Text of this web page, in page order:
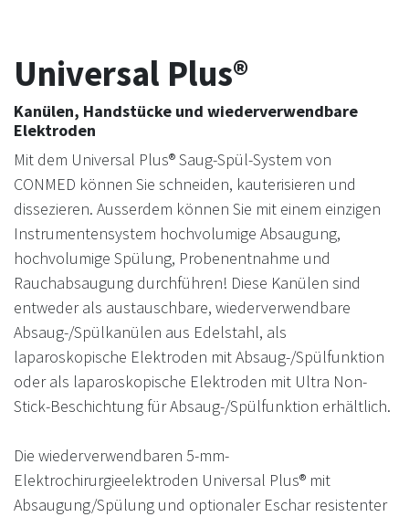
Universal Plus®
Kanülen, Handstücke und wiederverwendbare
Elektroden
Mit dem Universal Plus® Saug-Spül-System von
CONMED können Sie schneiden, kauterisieren und
dissezieren. Ausserdem können Sie mit einem einzigen
Instrumentensystem hochvolumige Absaugung,
hochvolumige Spülung, Probenentnahme und
Rauchabsaugung durchführen! Diese Kanülen sind
entweder als austauschbare, wiederverwendbare
Absaug-/Spülkanülen aus Edelstahl, als
laparoskopische Elektroden mit Absaug-/Spülfunktion
oder als laparoskopische Elektroden mit Ultra Non-
Stick-Beschichtung für Absaug-/Spülfunktion erhältlich.
Die wiederverwendbaren 5-mm-
Elektrochirurgieelektroden Universal Plus® mit
Absaugung/Spülung und optionaler Eschar resistenter